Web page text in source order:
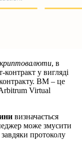
криптовалюти, в
у вигляді
ВМ – це
Virtual
визначається
може змусити
протоколу